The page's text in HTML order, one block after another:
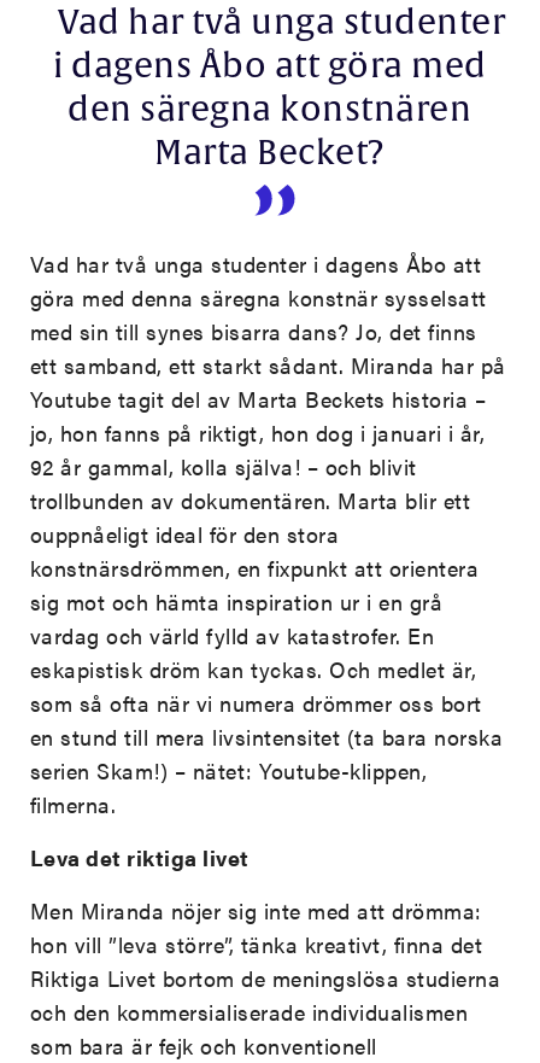
Vad har två unga studenter
i dagens Åbo att göra med
den säregna konstnären
Marta Becket?
Vad har två unga studenter i dagens Åbo att
göra med denna säregna konstnär sysselsatt
med sin till synes bisarra dans? Jo, det finns
ett samband, ett starkt sådant. Miranda har på
Youtube tagit del av Marta Beckets historia –
jo, hon fanns på riktigt, hon dog i januari i år,
92 år gammal, kolla själva! – och blivit
trollbunden av dokumentären. Marta blir ett
ouppnåeligt ideal för den stora
konstnärsdrömmen, en fixpunkt att orientera
sig mot och hämta inspiration ur i en grå
vardag och värld fylld av katastrofer. En
eskapistisk dröm kan tyckas. Och medlet är,
som så ofta när vi numera drömmer oss bort
en stund till mera livsintensitet (ta bara norska
serien Skam!) – nätet: Youtube-klippen,
filmerna.
Leva det riktiga livet
Men Miranda nöjer sig inte med att drömma:
hon vill ”leva större”, tänka kreativt, finna det
Riktiga Livet bortom de meningslösa studierna
och den kommersialiserade individualismen
som bara är fejk och konventionell